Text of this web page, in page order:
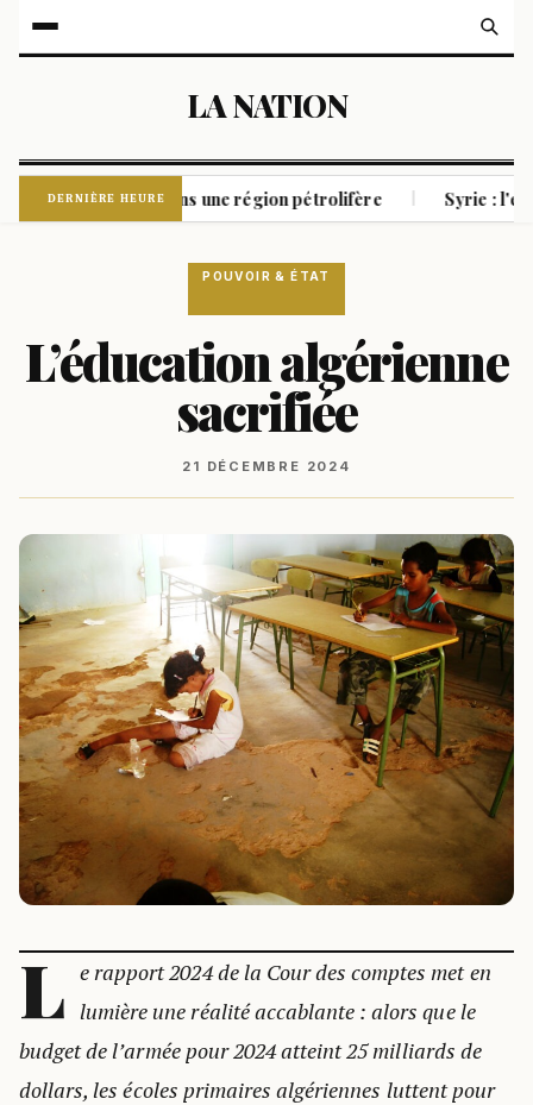
LA NATION
DERNIÈRE HEURE
houthis dans une région pétrolifère | Syrie :
POUVOIR & ÉTAT
L’éducation algérienne
sacrifiée
21 DÉCEMBRE 2024
L e rapport 2024 de la Cour des comptes met en
lumière une réalité accablante : alors que le
budget de l’armée pour 2024 atteint 25 milliards de
dollars, les écoles primaires algériennes luttent pour